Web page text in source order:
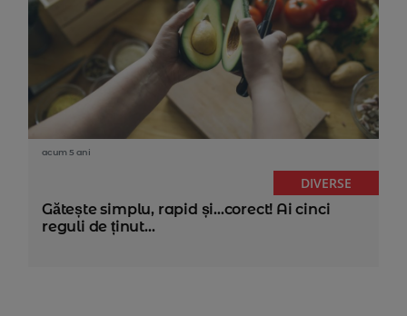
acum 5 ani
DIVERSE
Gătește simplu, rapid și...corect! Ai cinci
reguli de ținut...